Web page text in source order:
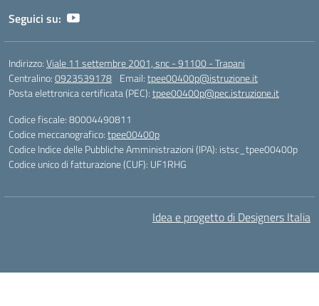
Seguici su:
Indirizzo:Viale 11 settembre 2001, snc - 91100 - Trapani
Centralino:0923539178 Email:tpee00400p@istruzione.it
Posta elettronica certificata (PEC):tpee00400p@pec.istruzione.it
Codice fiscale: 80004490811
Codice meccanografico:tpee00400p
Codice Indice delle Pubbliche Amministrazioni (IPA): istsc_tpee00400p
Codice unico di fatturazione (CUF): UF1RHG
Idea e progetto di Designers Italia